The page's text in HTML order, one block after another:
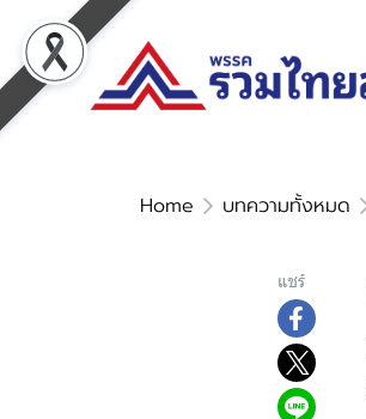
Home บทความทั้งหมด
แชร์